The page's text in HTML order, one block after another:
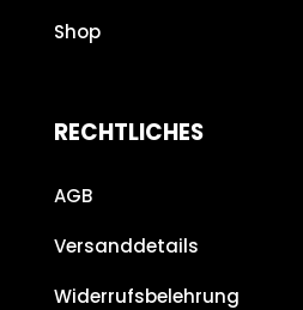
Shop
RECHTLICHES
AGB
Versanddetails
Widerrufsbelehrung